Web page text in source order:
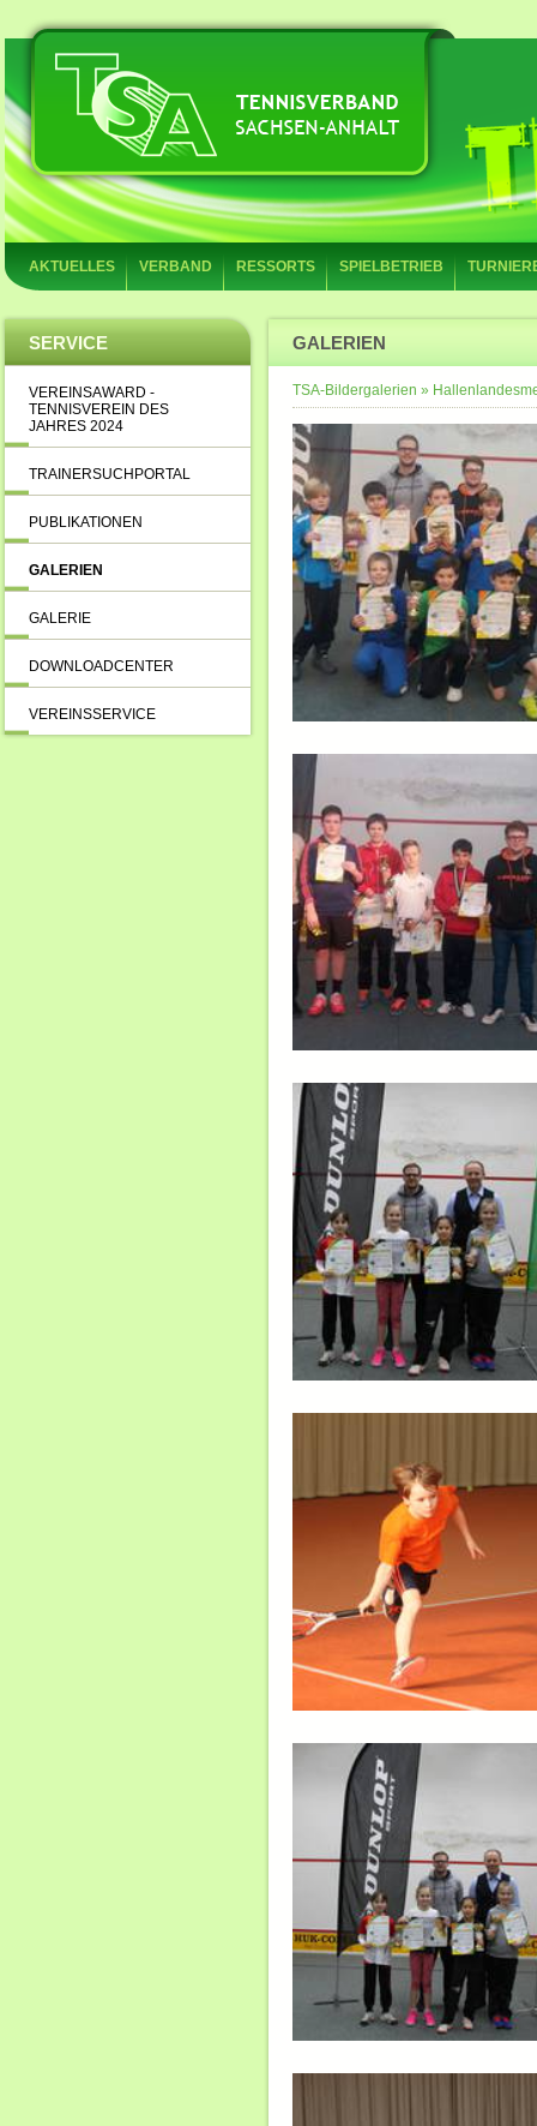
AKTUELLES VERBAND RESSORTS SPIELBETRIEB
SERVICE
VEREINSAWARD -
TENNISVEREIN DES
JAHRES 2024
TRAINERSUCHPORTAL
PUBLIKATIONEN
GALERIEN
GALERIE
DOWNLOADCENTER
VEREINSSERVICE
GALERIEN
TSA-Bildergalerien »